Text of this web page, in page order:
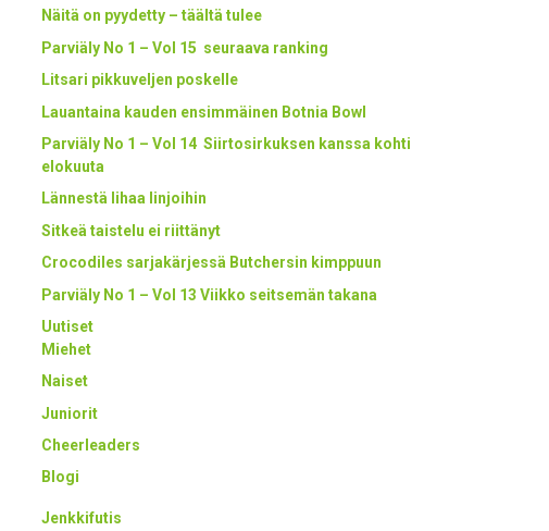
Näitä on pyydetty – täältä tulee
Parviäly No 1 – Vol 15 seuraava ranking
Litsari pikkuveljen poskelle
Lauantaina kauden ensimmäinen Botnia Bowl
Parviäly No 1 – Vol 14 Siirtosirkuksen kanssa kohti
elokuuta
Lännestä lihaa linjoihin
Sitkeä taistelu ei riittänyt
Crocodiles sarjakärjessä Butchersin kimppuun
Parviäly No 1 – Vol 13 Viikko seitsemän takana
Uutiset
Miehet
Naiset
Juniorit
Cheerleaders
Blogi
Jenkkifutis